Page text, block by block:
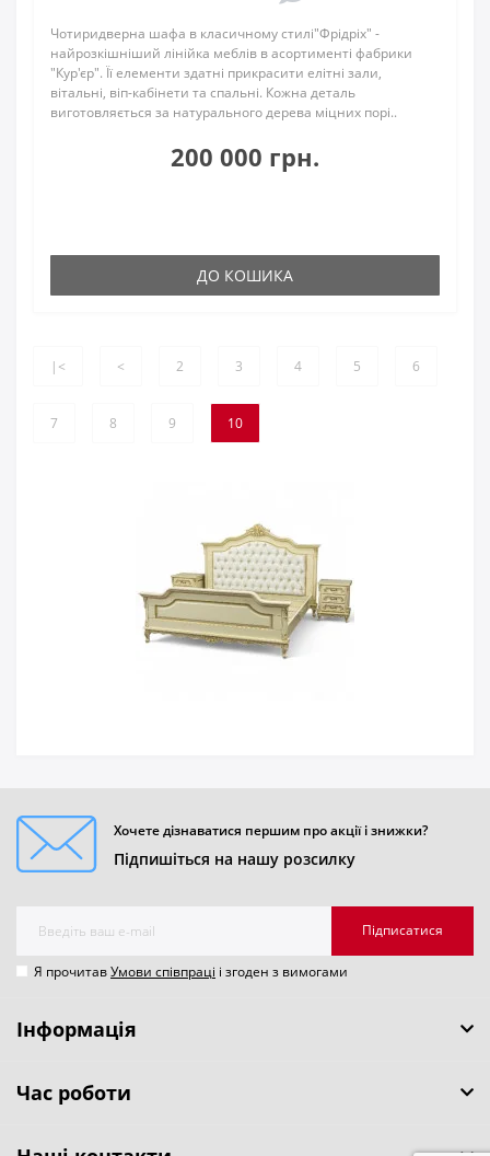
Чотиридверна шафа в класичному стилі"Фрідріх" -
найрозкішніший лінійка меблів в асортименті фабрики
"Кур'єр". Її елементи здатні прикрасити елітні зали,
вітальні, віп-кабінети та спальні. Кожна деталь
виготовляється за натурального дерева міцних порі..
200 000 грн.
ДО КОШИКА
|< < 2 3 4 5 6
7 8 9 10
Хочете дізнаватися першим про акції і знижки?
Підпишіться на нашу розсилку
Підписатися
Я прочитавУмови співпраці і згоден з вимогами
Інформація
Час роботи